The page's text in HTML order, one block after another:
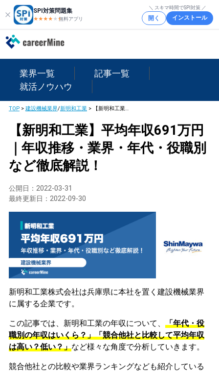
SPI対策問題集
★★★★ ★★
無料アプリ
＼ スキマ時間でSPI対策 ／
開く インストール
業界一覧
記事一覧
就活ノウハウ
TOP> 建設機械業界/新明和工業> 【新明和工業】平均年収691万円｜年収推移・業界・年代・役職別など徹底解説！
【新明和工業】平均年収691万円
｜年収推移・業界・年代・役職別
など徹底解説！
公開日： 2022-03-31
最終更新日： 2022-09-30
新明和工業株式会社は兵庫県に本社を置く建設機械業界
に属する企業です。
この記事では、新明和工業の年収について、 「年代・役
職別の年収はいくら？」「競合他社と比較して平均年収
は高い？低い？」など様々な角度で分析していきます。
競合他社との比較や業界ランキングなども紹介している